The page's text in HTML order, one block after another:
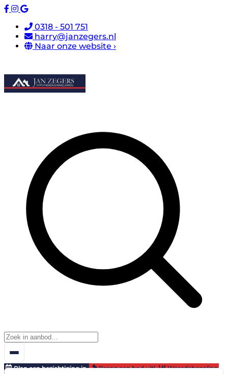
0318 - 501 751
harry@janzegers.nl
Naar onze website ›
Plan een bezichtiging in Breng een bod uit!
Waardebepaling